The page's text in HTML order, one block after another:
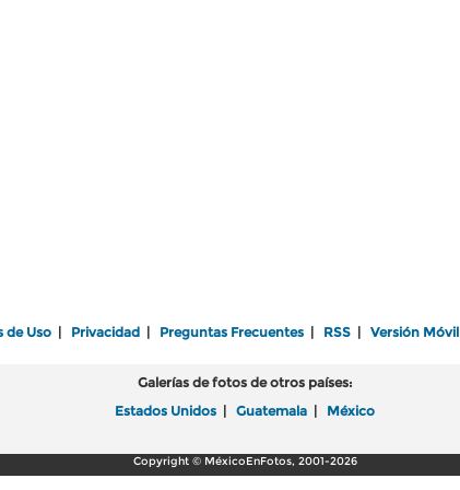
de Uso Privacidad Preguntas Frecuentes RSS Versión Móvil
Galerías de fotos de otros países:
Estados Unidos
Guatemala México
Copyright © MéxicoEnFotos, 2001-2026